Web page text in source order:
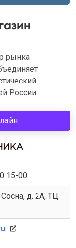
рынка
России.
15-00
д. 2А, ТЦ